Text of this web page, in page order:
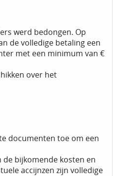
werd bedongen. Op
de volledige betaling een
met een minimum van €
over het
documenten toe om een
de bijkomende kosten en
accijnzen zijn volledige